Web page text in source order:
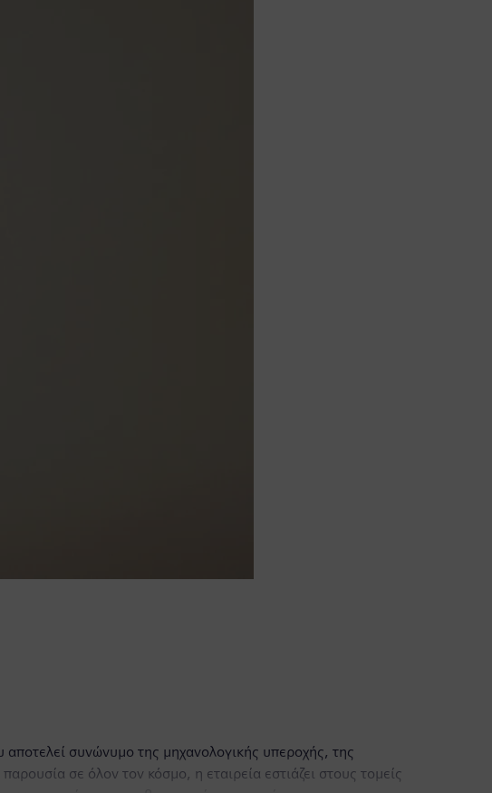
συνώνυμο της μηχανολογικής υπεροχής, της
σε όλον τον κόσμο, η εταιρεία εστιάζει στους τομείς